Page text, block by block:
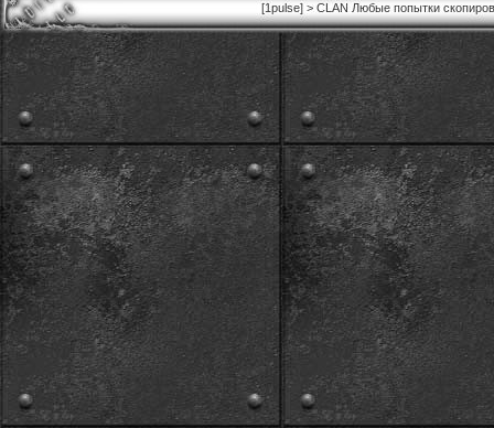
[1pulse] > CLAN Любые попытки